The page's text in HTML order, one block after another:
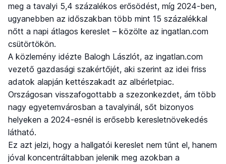
meg a tavalyi 5,4 százalékos erősödést, míg 2024-ben,
ugyanebben az időszakban több mint 15 százalékkal
nőtt a napi átlagos kereslet – közölte az ingatlan.com
csütörtökön.
A közlemény idézte Balogh Lászlót, az ingatlan.com
vezető gazdasági szakértőjét, aki szerint az idei friss
adatok alapján kettészakadt az albérletpiac.
Országosan visszafogottabb a szezonkezdet, ám több
nagy egyetemvárosban a tavalyinál, sőt bizonyos
helyeken a 2024-esnél is erősebb keresletnövekedés
látható.
Ez azt jelzi, hogy a hallgatói kereslet nem tűnt el, hanem
jóval koncentráltabban jelenik meg azokban a